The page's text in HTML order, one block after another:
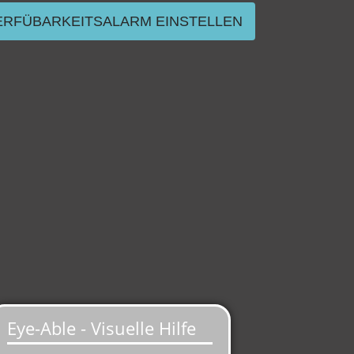
EINSTELLEN